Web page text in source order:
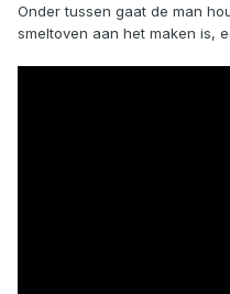
Onder tussen gaat de man
smeltoven aan het maken is,